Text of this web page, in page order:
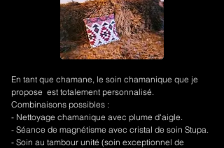
En tant que chamane, le soin chamanique que je
propose est totalement personnalisé.
Combinaisons possibles :
- Nettoyage chamanique avec plume d'aigle.
- Séance de magnétisme avec cristal de soin Stupa.
- Soin au tambour unité (soin exceptionnel de